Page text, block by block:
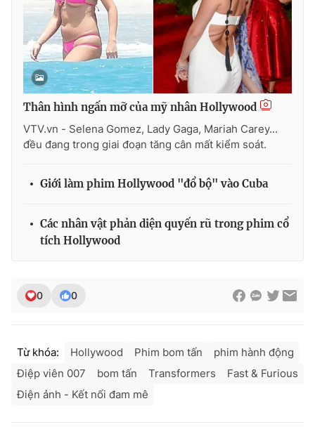
Thị trường
Tư vấn
Lịch phát sóng
Chuyên mục khác
Emagazine Podcast
Photo Infographic
Video Shorts video
VTV Money VTV Thể thao
Thị trường 24h Tấm lòng Việt
VTV9 VTV8
Thân hình ngấn mỡ của mỹ nhân Hollywood
VTV.vn - Selena Gomez, Lady Gaga, Mariah Carey...
đều đang trong giai đoạn tăng cân mất kiểm soát.
Giới làm phim Hollywood "đổ bộ" vào Cuba
Các nhân vật phản diện quyến rũ trong phim cổ
tích Hollywood
0 0
Từ khóa: Hollywood Phim bom tấn
phim hành động
Điệp viên 007
bom tấn Transformers
Fast & Furious
Điện ảnh - Kết nối đam mê